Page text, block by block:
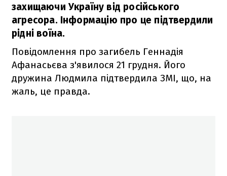
захищаючи Україну від російського
агресора. Інформацію про це підтвердили
рідні воїна.
Повідомлення про загибель Геннадія
Афанасьєва з'явилося 21 грудня. Його
дружина Людмила підтвердила ЗМІ, що, на
жаль, це правда.